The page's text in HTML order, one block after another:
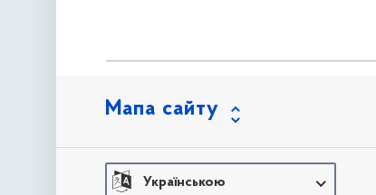
Мапа сайту
Українською